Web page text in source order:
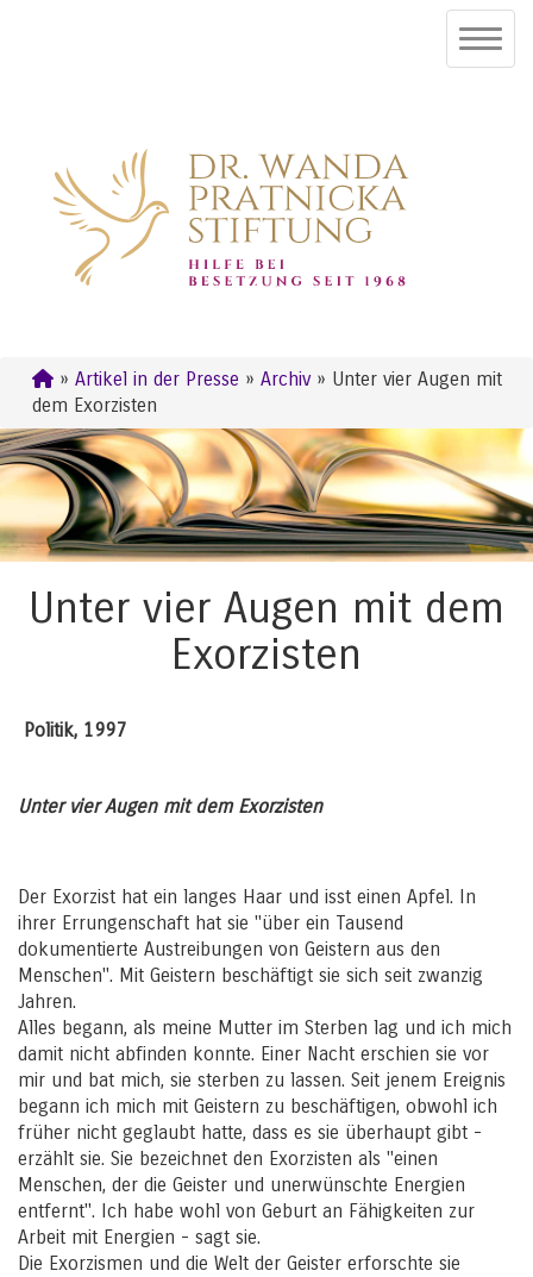
» Artikel in der Presse » Archiv» Unter vier Augen mit
dem Exorzisten
Unter vier Augen mit dem
Exorzisten
Politik, 1997
Unter vier Augen mit dem Exorzisten
Der Exorzist hat ein langes Haar und isst einen Apfel. In
ihrer Errungenschaft hat sie "über ein Tausend
dokumentierte Austreibungen von Geistern aus den
Menschen". Mit Geistern beschäftigt sie sich seit zwanzig
Jahren.
Alles begann, als meine Mutter im Sterben lag und ich mich
damit nicht abfinden konnte. Einer Nacht erschien sie vor
mir und bat mich, sie sterben zu lassen. Seit jenem Ereignis
begann ich mich mit Geistern zu beschäftigen, obwohl ich
früher nicht geglaubt hatte, dass es sie überhaupt gibt -
erzählt sie. Sie bezeichnet den Exorzisten als "einen
Menschen, der die Geister und unerwünschte Energien
entfernt". Ich habe wohl von Geburt an Fähigkeiten zur
Arbeit mit Energien - sagt sie.
Die Exorzismen und die Welt der Geister erforschte sie